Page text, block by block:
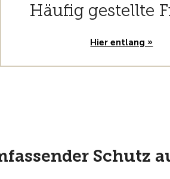
Häufig gestellte
Hier entlang »
Schutz